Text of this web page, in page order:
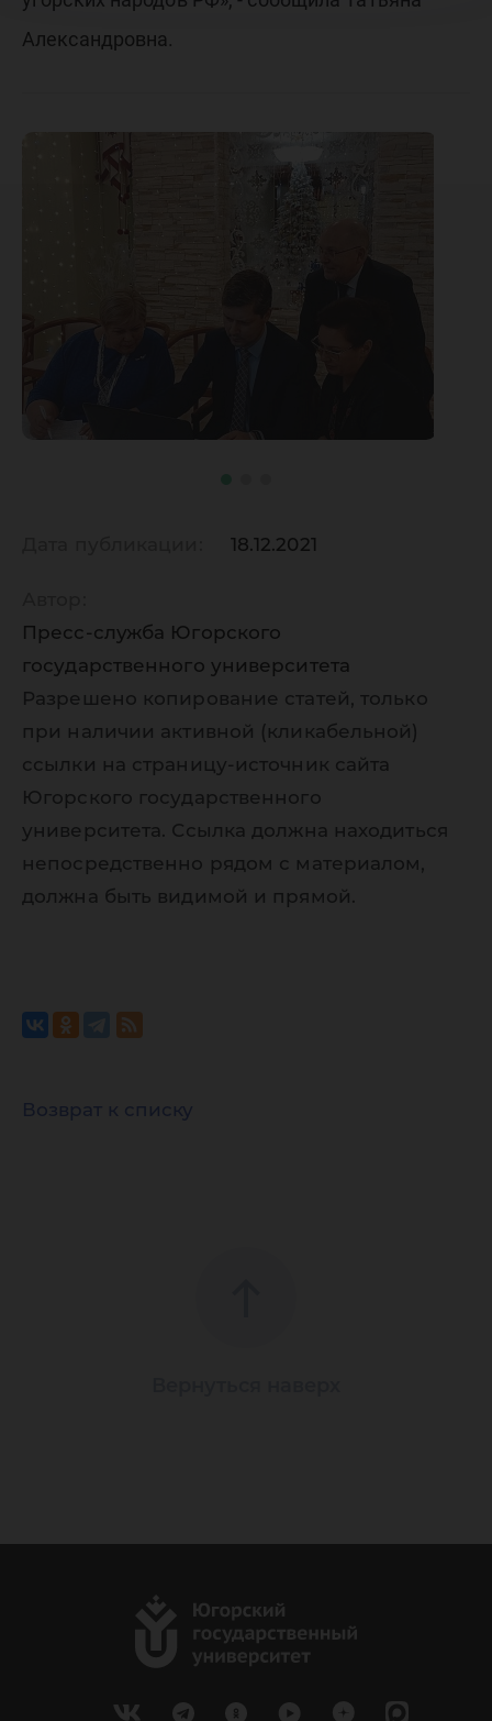
Александровна.
18.12.2021
Пресс-служба Югорского
государственного университета
Разрешено копирование статей, только
при наличии активной (кликабельной)
ссылки на страницу-источник сайта
Югорского государственного
университета. Ссылка должна находиться
непосредственно рядом с материалом,
должна быть видимой и прямой.
Возврат к списку